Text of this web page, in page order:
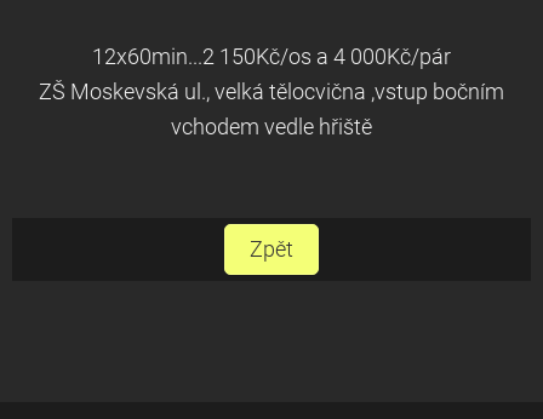
12x60min...2 150Kč/os a 4 000Kč/pár
ZŠ Moskevská ul., velká tělocvična ,vstup bočním
vchodem vedle hřiště
Zpět